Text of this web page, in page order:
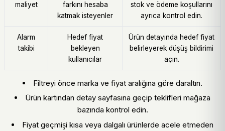
maliyet
farkını hesaba
katmak isteyenler
stok ve ödeme koşullarını
ayrıca kontrol edin.
Alarm
takibi
Hedef fiyat
bekleyen
kullanıcılar
Ürün detayında hedef fiyat
belirleyerek düşüş bildirimi
açın.
Filtreyi önce marka ve fiyat aralığına göre daraltın.
Ürün kartından detay sayfasına geçip teklifleri mağaza
bazında kontrol edin.
Fiyat geçmişi kısa veya dalgalı ürünlerde acele etmeden